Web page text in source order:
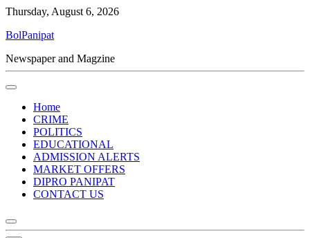
Thursday, August 6, 2026
BolPanipat
Newspaper and Magzine
Home
CRIME
POLITICS
EDUCATIONAL
ADMISSION ALERTS
MARKET OFFERS
DIPRO PANIPAT
CONTACT US